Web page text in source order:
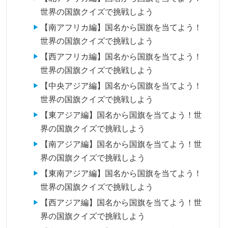
世界の国旗クイズで挑戦しよう
【南アフリカ編】国名から国旗を当てよう！
世界の国旗クイズで挑戦しよう
【西アフリカ編】国名から国旗を当てよう！
世界の国旗クイズで挑戦しよう
【中央アジア編】国名から国旗を当てよう！
世界の国旗クイズで挑戦しよう
【東アジア編】国名から国旗を当てよう！世
界の国旗クイズで挑戦しよう
【南アジア編】国名から国旗を当てよう！世
界の国旗クイズで挑戦しよう
【東南アジア編】国名から国旗を当てよう！
世界の国旗クイズで挑戦しよう
【西アジア編】国名から国旗を当てよう！世
界の国旗クイズで挑戦しよう